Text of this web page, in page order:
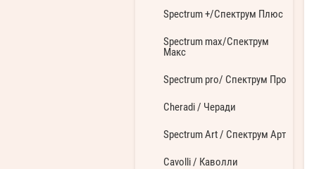
Spectrum +/Спектрум Плюс
Spectrum max/Спектрум
Макс
Spectrum pro/ Спектрум Про
Cheradi / Черади
Spectrum Art / Спектрум Арт
Cavolli / Каволли